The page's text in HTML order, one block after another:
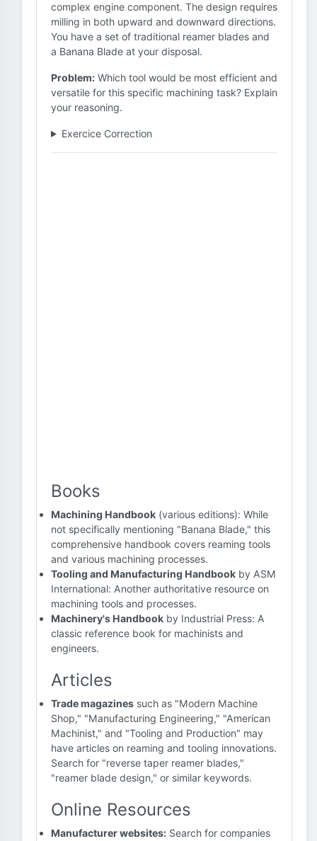
complex engine component. The design requires
milling in both upward and downward directions.
You have a set of traditional reamer blades and
a Banana Blade at your disposal.
Problem: Which tool would be most efficient and
versatile for this specific machining task? Explain
your reasoning.
Exercice Correction
Books
Machining Handbook (various editions): While
not specifically mentioning "Banana Blade," this
comprehensive handbook covers reaming tools
and various machining processes.
Tooling and Manufacturing Handbook by ASM
International: Another authoritative resource on
machining tools and processes.
Machinery's Handbook by Industrial Press: A
classic reference book for machinists and
engineers.
Articles
Trade magazines such as "Modern Machine
Shop," "Manufacturing Engineering," "American
Machinist," and "Tooling and Production" may
have articles on reaming and tooling innovations.
Search for "reverse taper reamer blades,"
"reamer blade design," or similar keywords.
Online Resources
Manufacturer websites: Search for companies